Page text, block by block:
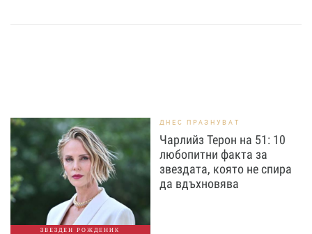
ЗВЕЗДЕН РОЖДЕНИК
ДНЕС ПРАЗНУВАТ
Чарлийз Терон на 51: 10
любопитни факта за
звездата, която не спира
да вдъхновява